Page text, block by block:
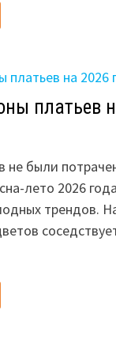
платьев
не были
лето 2026
трендов.